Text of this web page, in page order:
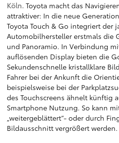
Köln. Toyota macht das
attraktiver: In die neue
Toyota Touch & Go integriert der
Automobilhersteller erstmals die
und Panoramio. In Verbindung
auflösenden Display bieten die
Sekundenschnelle kristallklare
Fahrer bei der Ankunft die
beispielsweise bei der
des Touchscreens ähnelt künftig
Smartphone Nutzung. So kann
„weitergeblättert“- oder durch
Bildausschnitt vergrößert werden.